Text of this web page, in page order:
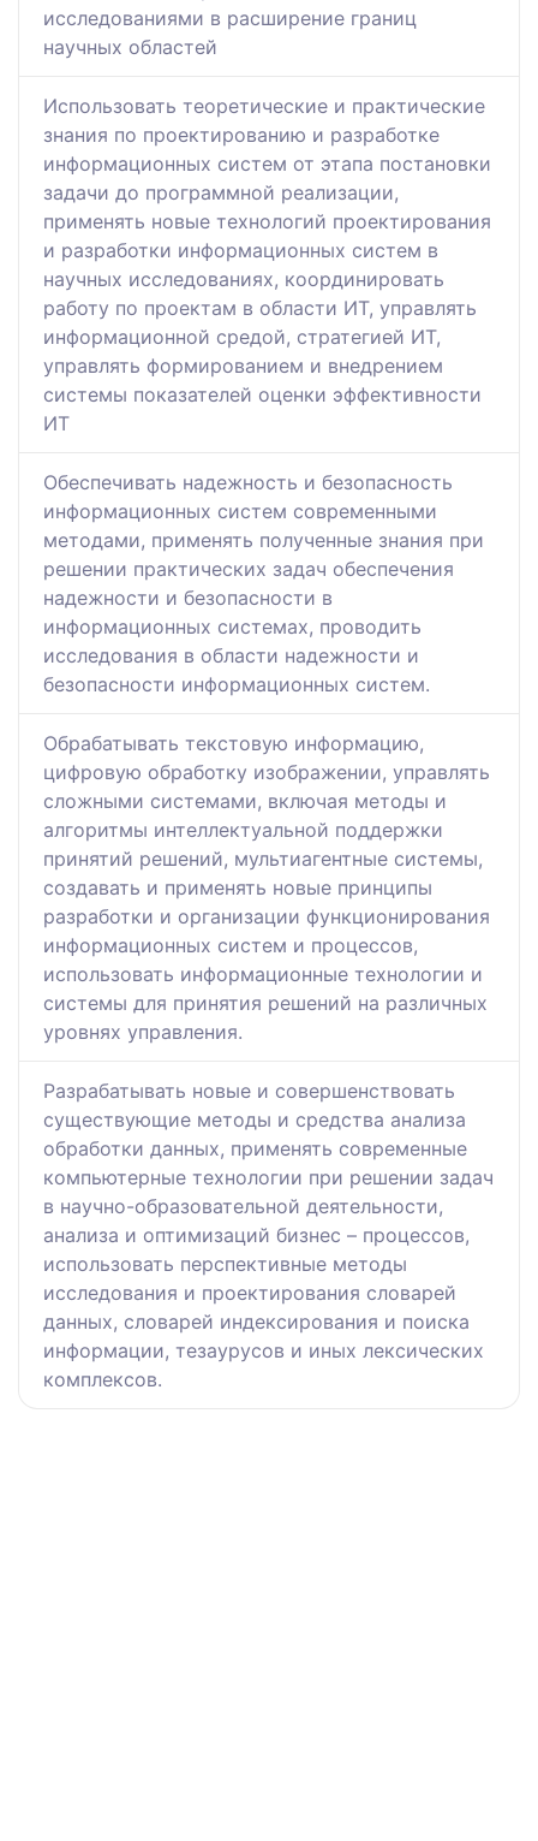
исследованиями в расширение границ
научных областей
Использовать теоретические и практические
знания по проектированию и разработке
информационных систем от этапа постановки
задачи до программной реализации,
применять новые технологий проектирования
и разработки информационных систем в
научных исследованиях, координировать
работу по проектам в области ИТ, управлять
информационной средой, стратегией ИТ,
управлять формированием и внедрением
системы показателей оценки эффективности
ИТ
Обеспечивать надежность и безопасность
информационных систем современными
методами, применять полученные знания при
решении практических задач обеспечения
надежности и безопасности в
информационных системах, проводить
исследования в области надежности и
безопасности информационных систем.
Обрабатывать текстовую информацию,
цифровую обработку изображении, управлять
сложными системами, включая методы и
алгоритмы интеллектуальной поддержки
принятий решений, мультиагентные системы,
создавать и применять новые принципы
разработки и организации функционирования
информационных систем и процессов,
использовать информационные технологии и
системы для принятия решений на различных
уровнях управления.
Разрабатывать новые и совершенствовать
существующие методы и средства анализа
обработки данных, применять современные
компьютерные технологии при решении задач
в научно-образовательной деятельности,
анализа и оптимизаций бизнес – процессов,
использовать перспективные методы
исследования и проектирования словарей
данных, словарей индексирования и поиска
информации, тезаурусов и иных лексических
комплексов.